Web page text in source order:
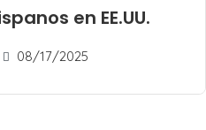
en EE.UU.
08/17/2025